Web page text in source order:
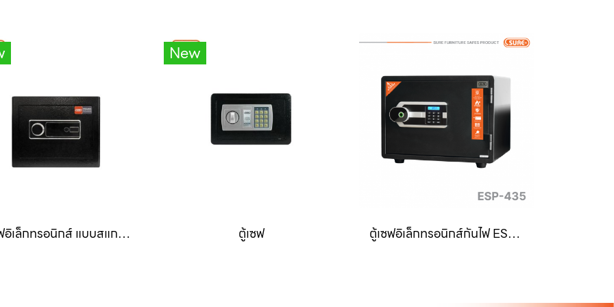
ตู้เซฟอิเล็กทรอนิกส์ แบบสแกนนิ้ว
New
ตู้เซฟ ตู้เซฟอิเล็กทรอนิกส์กันไฟ ESP-435